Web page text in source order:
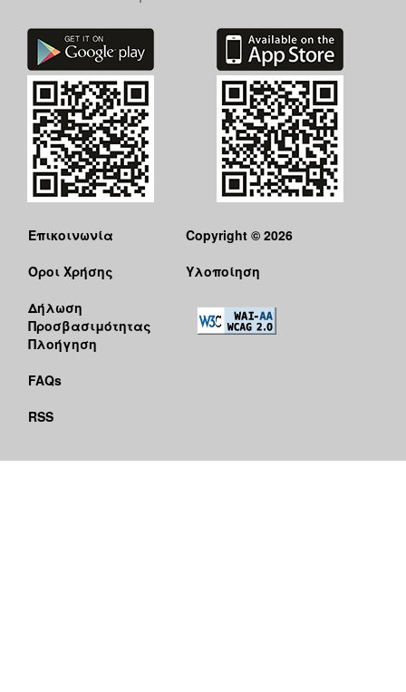
Επικοινωνία
Όροι Χρήσης
Δήλωση
Προσβασιμότητας
Πλοήγηση
FAQs
RSS
Copyright © 2026
Υλοποίηση